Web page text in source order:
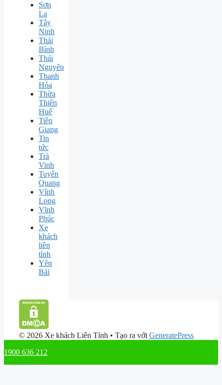
Sơn
La
Tây
Ninh
Thái
Bình
Thái
Nguyên
Thanh
Hóa
Thừa
Thiên
Huế
Tiền
Giang
Tin
tức
Trà
Vinh
Tuyên
Quang
Vĩnh
Long
Vĩnh
Phúc
Xe
khách
liên
tỉnh
Yên
Bái
© 2026 Xe khách Liên Tỉnh • Tạo ra với GeneratePress
1900 636 212